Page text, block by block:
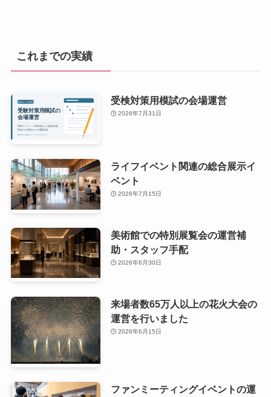
これまでの実績
受検対策用模試の会場運営
2026年7月31日
ライフイベント関連の総合展示イ
ベント
2026年7月15日
美術館での特別展覧会の運営補
助・スタッフ手配
2026年6月30日
来場者数65万人以上の花火大会の
運営を行いました
2026年6月15日
ファンミーティングイベントの運